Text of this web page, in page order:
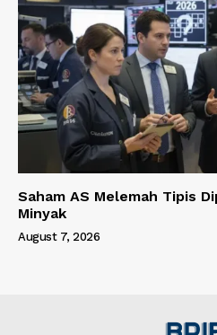
Saham AS Melemah Tipis
Minyak
August 7, 2026